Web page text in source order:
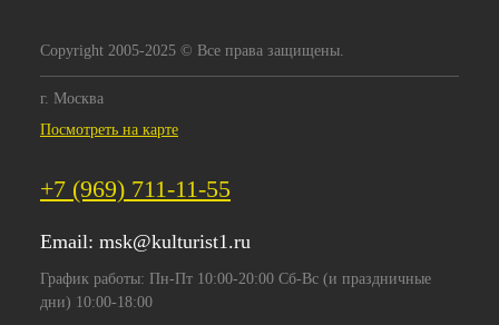
Copyright 2005-2025 © Все права защищены.
г. Москва
Посмотреть на карте
+7 (969) 711-11-55
Email: msk@kulturist1.ru
График работы: Пн-Пт 10:00-20:00 Сб-Вс (и праздничные
дни) 10:00-18:00